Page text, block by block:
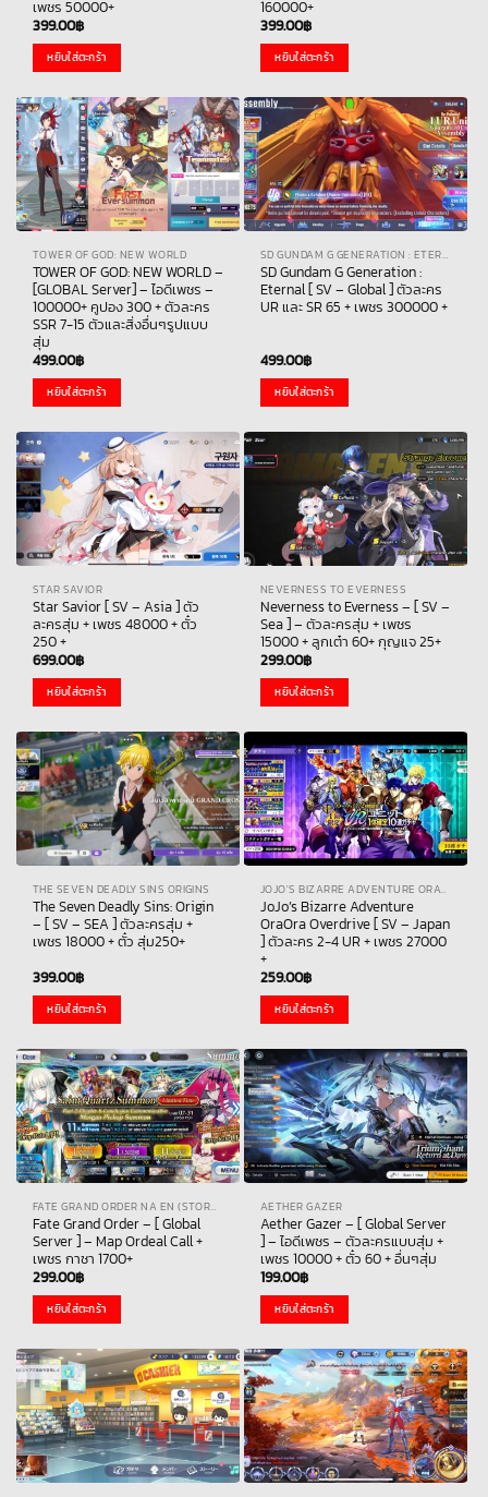
เพชร 50000+
399.00฿
หยิบใส่ตะกร้า
160000+
399.00฿
หยิบใส่ตะกร้า
TOWER OF GOD: NEW WORLD
TOWER OF GOD: NEW WORLD –
[GLOBAL Server] – ไอดีเพชร –
100000+ คูปอง 300 + ตัวละคร
SSR 7-15 ตัวและสิ่งอื่นๆรูปแบบ
สุ่ม
499.00฿
หยิบใส่ตะกร้า
SD GUNDAM G GENERATION : ETERNAL
SD Gundam G Generation :
Eternal [ SV – Global ] ตัวละคร
UR และ SR 65 + เพชร 300000 +
499.00฿
หยิบใส่ตะกร้า
STAR SAVIOR
Star Savior [ SV – Asia ] ตัว
ละครสุ่ม + เพชร 48000 + ตั๋ว
250 +
699.00฿
หยิบใส่ตะกร้า
NEVERNESS TO EVERNESS
Neverness to Everness – [ SV –
Sea ] – ตัวละครสุ่ม + เพชร
15000 + ลูกเต๋า 60+ กุญแจ 25+
299.00฿
หยิบใส่ตะกร้า
THE SEVEN DEADLY SINS ORIGINS
The Seven Deadly Sins: Origin
– [ SV – SEA ] ตัวละครสุ่ม +
เพชร 18000 + ตั๋ว สุ่ม250+
399.00฿
หยิบใส่ตะกร้า
JOJO'S BIZARRE ADVENTURE ORAORA OVERDRIVE
JoJo’s Bizarre Adventure
OraOra Overdrive [ SV – Japan
] ตัวละคร 2-4 UR + เพชร 27000
+
259.00฿
หยิบใส่ตะกร้า
FATE GRAND ORDER NA EN (STORE THAI)
Fate Grand Order – [ Global
Server ] – Map Ordeal Call +
เพชร กาชา 1700+
299.00฿
หยิบใส่ตะกร้า
AETHER GAZER
Aether Gazer – [ Global Server
] – ไอดีเพชร – ตัวละครแบบสุ่ม +
เพชร 10000 + ตั๋ว 60 + อื่นๆสุ่ม
199.00฿
หยิบใส่ตะกร้า